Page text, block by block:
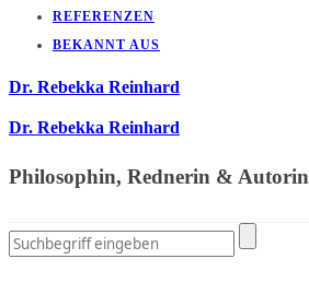
REFERENZEN
BEKANNT AUS
Dr. Rebekka Reinhard
Dr. Rebekka Reinhard
Philosophin, Rednerin & Autorin